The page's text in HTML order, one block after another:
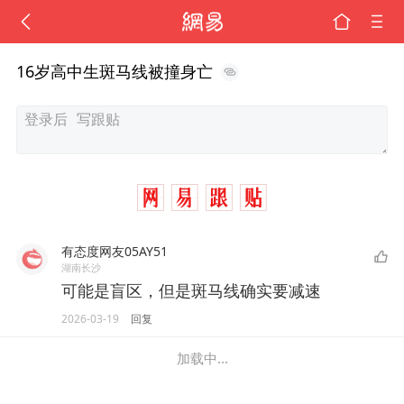
16岁高中生斑马线被撞身亡
有态度网友05AY51
湖南长沙
可能是盲区，但是斑马线确实要减速
2026-03-19 回复
加载中...